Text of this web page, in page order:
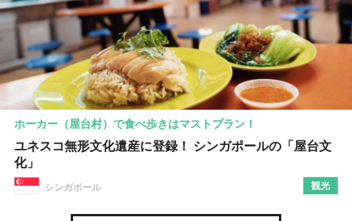
ホーカー（屋台村）で食べ歩きはマストプラン！
ユネスコ無形文化遺産に登録！ シンガポールの「屋台文
化」
シンガポール 観光